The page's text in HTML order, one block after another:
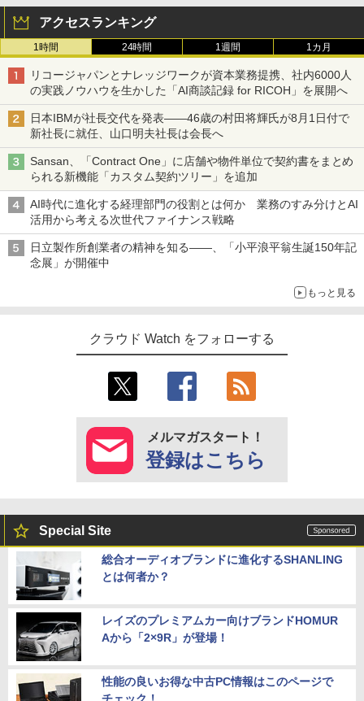
アクセスランキング
1時間 24時間 1週間 1カ月
リコージャパンとナレッジワークが資本業務提携、社内6000人
の実践ノウハウを生かした「AI商談記録 for RICOH」を展開へ
日本IBMが社長交代を発表――46歳の村田将輝氏が8月1日付で
新社長に就任、山口明夫社長は会長へ
Sansan、「Contract One」に店舗や物件単位で契約書をまとめ
られる新機能「カスタム契約ツリー」を追加
AI時代に進化する経理部門の役割とは何か 業務のすみ分けとAI
活用から考える次世代ファイナンス戦略
日立製作所創業者の精神を知る――、「小平浪平翁生誕150年記
念展」が開催中
もっと見る
クラウド Watch をフォローする
メルマガスタート！
登録はこちら
Special Site
総合オーディオブランドに進化するSHANLING
とは何者か？
レイズのプレミアムカー向けブランドHOMUR
Aから「2×9R」が登場！
性能の良いお得な中古PC情報はこのページで